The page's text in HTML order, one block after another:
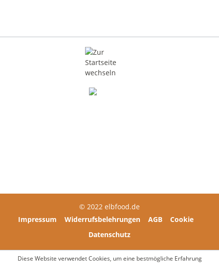
© 2022 elbfood.de
Impressum
Widerrufsbelehrungen AGB
Cookie
Datenschutz
Diese Website verwendet Cookies, um eine bestmögliche Erfahrung